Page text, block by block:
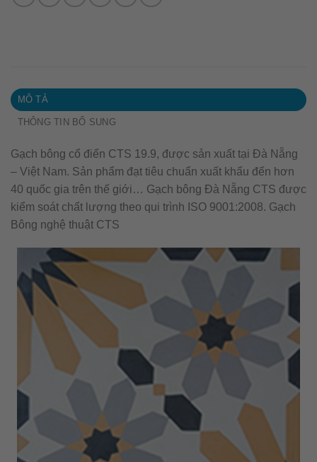
MÔ TẢ
THÔNG TIN BỔ SUNG
Gạch bông cổ điển CTS 19.9, được sản xuất tại Đà Nẵng
– Việt Nam. Sản phẩm đạt tiêu chuẩn xuất khẩu đến hơn
40 quốc gia trên thế giới… Gạch bông Đà Nẵng CTS được
kiểm soát chất lượng theo qui trình ISO 9001:2008. Gạch
Bông nghệ thuật CTS